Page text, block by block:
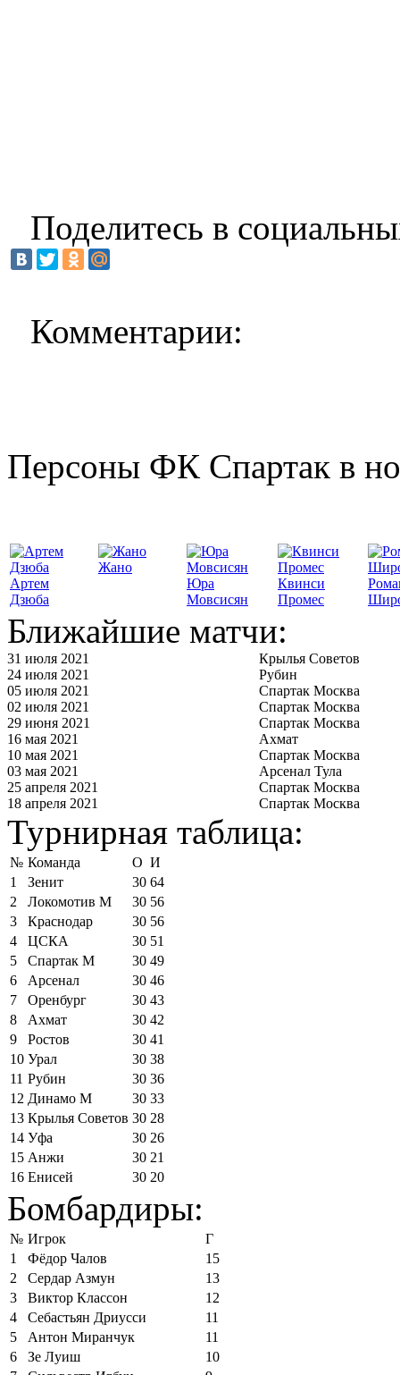
Поделитесь в
Комментарии:
Персоны ФК Спартак в
Артем
Дзюба
Жано
Юра
Мовсисян
Квинси
Промес
Ближайшие матчи:
31 июля 2021
Крылья Советов
24 июля 2021
Рубин
05 июля 2021
Спартак Москва
02 июля 2021
Спартак Москва
29 июня 2021
Спартак Москва
16 мая 2021
Ахмат
10 мая 2021
Спартак Москва
03 мая 2021
Арсенал Тула
25 апреля 2021
Спартак Москва
18 апреля 2021
Спартак Москва
Турнирная таблица:
№ Команда О И
1
Зенит 30 64
2
Локомотив М 30 56
3
Краснодар 30 56
4
ЦСКА 30 51
5
Спартак М 30 49
6
Арсенал 30 46
7
Оренбург 30 43
8
Ахмат 30 42
9
Ростов 30 41
10 Урал 30 38
11 Рубин 30 36
12 Динамо М 30 33
13 Крылья Советов 30 28
14 Уфа 30 26
15 Анжи 30 21
16 Енисей 30 20
Бомбардиры:
№ Игрок
Г
1
Фёдор Чалов
15
2
Сердар Азмун
13
3
Виктор Классон
12
4
Себастьян Дриусси
11
5
Антон Миранчук
11
6
Зе Луиш
10